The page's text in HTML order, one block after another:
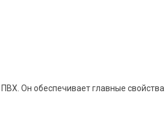
Он обеспечивает главные свойства